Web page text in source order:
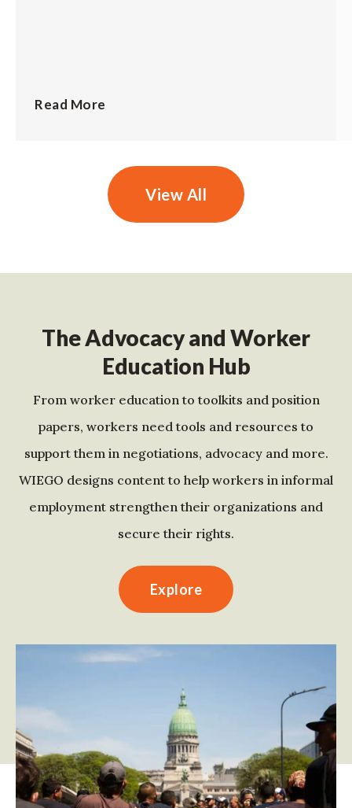
Read More
View All
The Advocacy and Worker
Education Hub
From worker education to toolkits and position
papers, workers need tools and resources to
support them in negotiations, advocacy and more.
WIEGO designs content to help workers in informal
employment strengthen their organizations and
secure their rights.
Explore